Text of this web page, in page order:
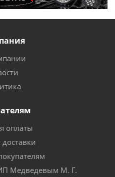
оплаты
Медведевым М. Г.